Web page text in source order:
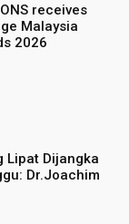
receives
Malaysia
2026
Lipat Dijangka
Dr.Joachim